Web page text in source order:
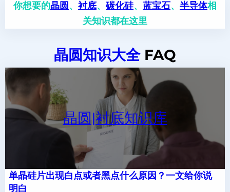
你想要的晶圆 、衬底、 碳化硅、 蓝宝石、 半导体相
关知识都在这里
晶圆知识大全FAQ
晶圆|衬底知识库
单晶硅片出现白点或者黑点什么原因？一文给你说
明白